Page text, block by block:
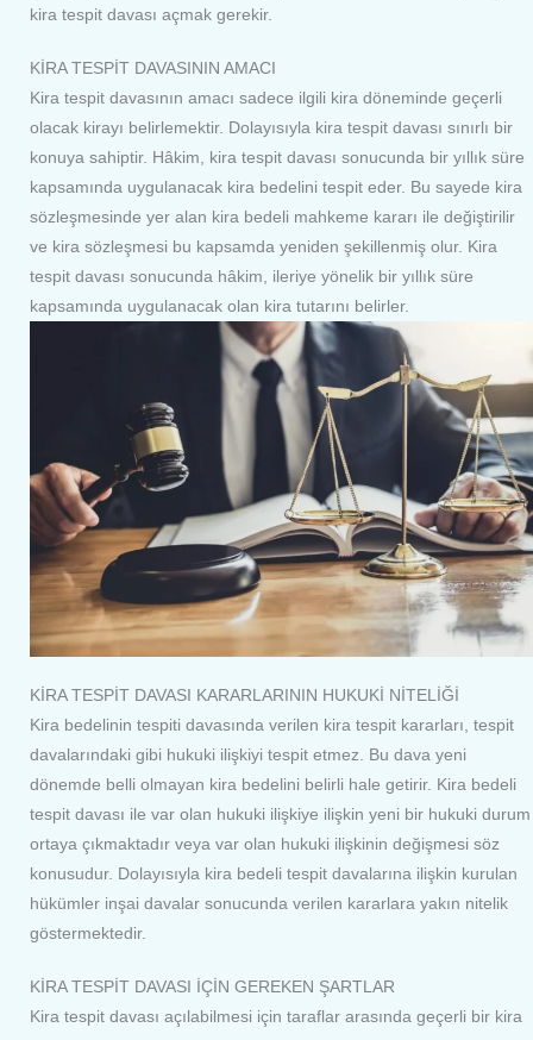
kira tespit davası açmak gerekir.
KİRA TESPİT DAVASININ AMACI
Kira tespit davasının amacı sadece ilgili kira döneminde geçerli
olacak kirayı belirlemektir. Dolayısıyla kira tespit davası sınırlı bir
konuya sahiptir. Hâkim, kira tespit davası sonucunda bir yıllık süre
kapsamında uygulanacak kira bedelini tespit eder. Bu sayede kira
sözleşmesinde yer alan kira bedeli mahkeme kararı ile değiştirilir
ve kira sözleşmesi bu kapsamda yeniden şekillenmiş olur. Kira
tespit davası sonucunda hâkim, ileriye yönelik bir yıllık süre
kapsamında uygulanacak olan kira tutarını belirler.
KİRA TESPİT DAVASI KARARLARININ HUKUKİ NİTELİĞİ
Kira bedelinin tespiti davasında verilen kira tespit kararları, tespit
davalarındaki gibi hukuki ilişkiyi tespit etmez. Bu dava yeni
dönemde belli olmayan kira bedelini belirli hale getirir. Kira bedeli
tespit davası ile var olan hukuki ilişkiye ilişkin yeni bir hukuki durum
ortaya çıkmaktadır veya var olan hukuki ilişkinin değişmesi söz
konusudur. Dolayısıyla kira bedeli tespit davalarına ilişkin kurulan
hükümler inşai davalar sonucunda verilen kararlara yakın nitelik
göstermektedir.
KİRA TESPİT DAVASI İÇİN GEREKEN ŞARTLAR
Kira tespit davası açılabilmesi için taraflar arasında geçerli bir kira